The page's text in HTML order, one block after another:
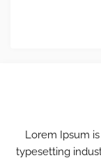
Lorem Ipsum
typesetting